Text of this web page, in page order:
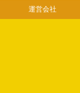
運営会社